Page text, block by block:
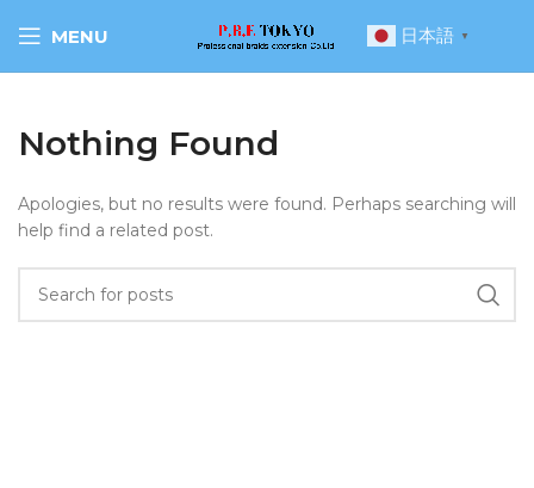
MENU 日本語 ▼
Nothing Found
Apologies, but no results were found. Perhaps searching will
help find a related post.